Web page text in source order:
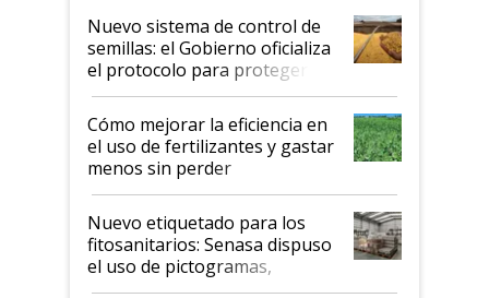
Nuevo sistema de control de
semillas: el Gobierno oficializa
el protocolo para proteger la
propiedad intelectual
Cómo mejorar la eficiencia en
el uso de fertilizantes y gastar
menos sin perder
productividad en la campaña
fina
Nuevo etiquetado para los
fitosanitarios: Senasa dispuso
el uso de pictogramas,
palabras de advertencia e